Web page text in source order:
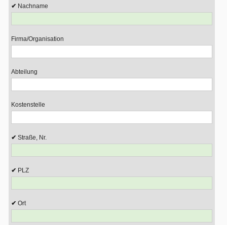
Nachname
Firma/Organisation
Abteilung
Kostenstelle
Straße, Nr.
PLZ
Ort